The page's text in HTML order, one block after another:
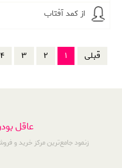
از کمد آفتاب
قبلی 1
2
3
4
عاقل
زنمود جامع‌ترین مرکز خرید و